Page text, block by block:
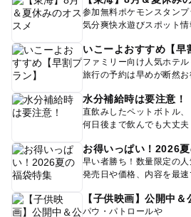
参加無料ポケモンスタンプ
気分爽快水遊びスポット情
いこーよおすすめ【早
ファミリー向け人気ホテル
旅行の予約は早めが断然お
水分補給時は要注意！
直飲みしたペットボトル、
何日後まで飲んでも大丈夫
お得いっぱい！2026
早い者勝ち！数量限定の
発売日や価格、内容を最速
【子供映画】公開中
パウ・パトロールや